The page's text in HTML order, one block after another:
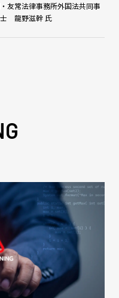
友常法律事務所外国法共同事
龍野滋幹 氏